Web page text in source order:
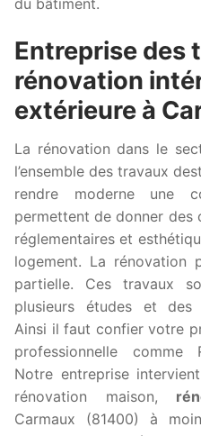
Entreprise des
rénovation
extérieure à
La rénovation dans le
l’ensemble des travaux
rendre moderne une
permettent de donner des
réglementaires et
logement. La rénovation
partielle. Ces travaux
plusieurs études et des
Ainsi il faut confier votre
professionnelle comme
Notre entreprise
rénovation maison,
Carmaux (81400) à